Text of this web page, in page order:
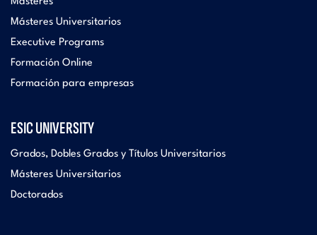
Másteres Universitarios
Executive Programs
Formación Online
Formación para empresas
ESIC UNIVERSITY
Grados, Dobles Grados y Títulos Universitarios
Másteres Universitarios
Doctorados